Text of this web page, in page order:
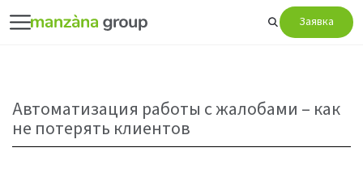
Заявка
Автоматизация работы с жалобами – как
не потерять клиентов